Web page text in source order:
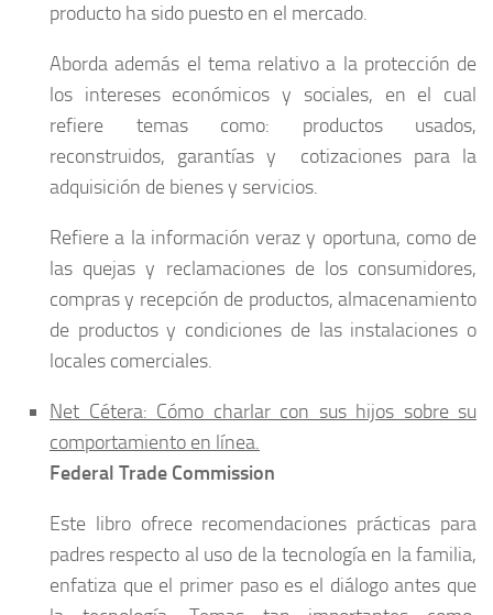
producto ha sido puesto en el mercado.
Aborda además el tema relativo a la protección de
los intereses económicos y sociales, en el cual
refiere temas como: productos usados,
reconstruidos, garantías y cotizaciones para la
adquisición de bienes y servicios.
Refiere a la información veraz y oportuna, como de
las quejas y reclamaciones de los consumidores,
compras y recepción de productos, almacenamiento
de productos y condiciones de las instalaciones o
locales comerciales.
Net Cétera: Cómo charlar con sus hijos sobre su
comportamiento en línea.
Federal Trade Commission
Este libro ofrece recomendaciones prácticas para
padres respecto al uso de la tecnología en la familia,
enfatiza que el primer paso es el diálogo antes que